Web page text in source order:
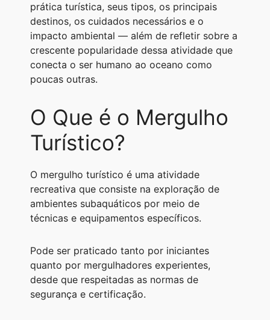
prática turística, seus tipos, os principais
destinos, os cuidados necessários e o
impacto ambiental — além de refletir sobre a
crescente popularidade dessa atividade que
conecta o ser humano ao oceano como
poucas outras.
O Que é o Mergulho
Turístico?
O mergulho turístico é uma atividade
recreativa que consiste na exploração de
ambientes subaquáticos por meio de
técnicas e equipamentos específicos.
Pode ser praticado tanto por iniciantes
quanto por mergulhadores experientes,
desde que respeitadas as normas de
segurança e certificação.